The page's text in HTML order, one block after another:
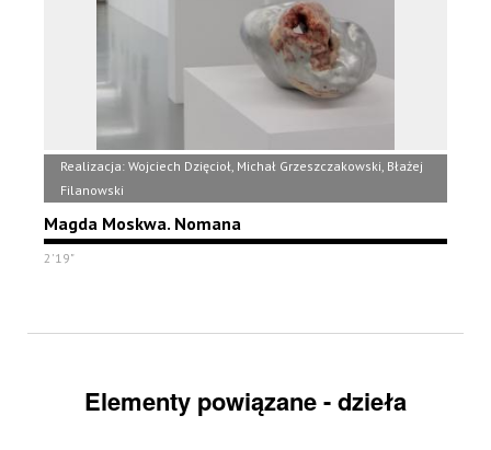
Realizacja: Wojciech Dzięcioł, Michał Grzeszczakowski, Błażej
Filanowski
Magda Moskwa. Nomana
2'19"
Elementy powiązane - dzieła